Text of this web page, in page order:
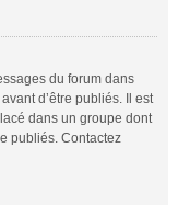
du forum dans
d’être publiés. Il est
dans un groupe dont
publiés. Contactez